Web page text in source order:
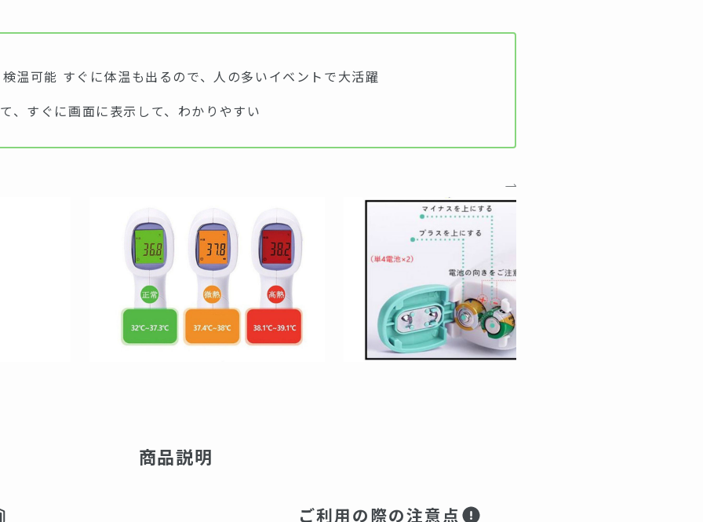
温可能 すぐに体温も出るので、人の多いイベントで大活躍
、すぐに画面に表示して、わかりやすい
商品説明
ご利用の際の注意点